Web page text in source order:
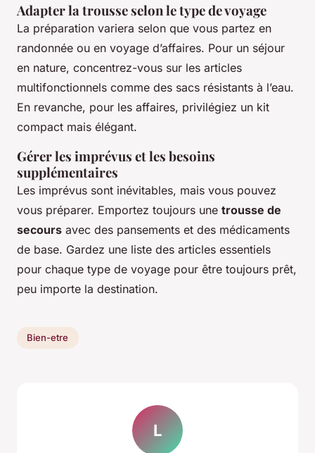
Adapter la trousse selon le type de voyage
La préparation variera selon que vous partez en
randonnée ou en voyage d’affaires. Pour un séjour
en nature, concentrez-vous sur les articles
multifonctionnels comme des sacs résistants à l’eau.
En revanche, pour les affaires, privilégiez un kit
compact mais élégant.
Gérer les imprévus et les besoins
supplémentaires
Les imprévus sont inévitables, mais vous pouvez
vous préparer. Emportez toujours une trousse de
secours avec des pansements et des médicaments
de base. Gardez une liste des articles essentiels
pour chaque type de voyage pour être toujours prêt,
peu importe la destination.
Bien-etre
L